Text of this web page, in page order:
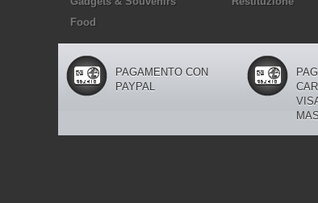
Food
PAGAMENTO CON
PAYPAL